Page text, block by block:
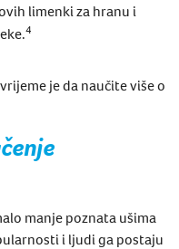
limenki za hranu i
4
je da naučite više o
manje poznata ušima
i ljudi ga postaju